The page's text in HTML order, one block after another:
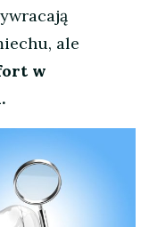
ale
w